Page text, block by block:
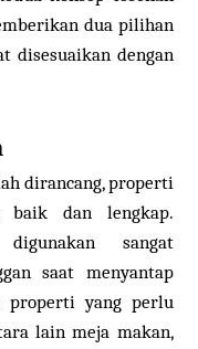
dua pilihan
disesuaikan dengan
dirancang, properti
baik dan lengkap.
sangat
saat menyantap
properti yang perlu
lain meja makan,